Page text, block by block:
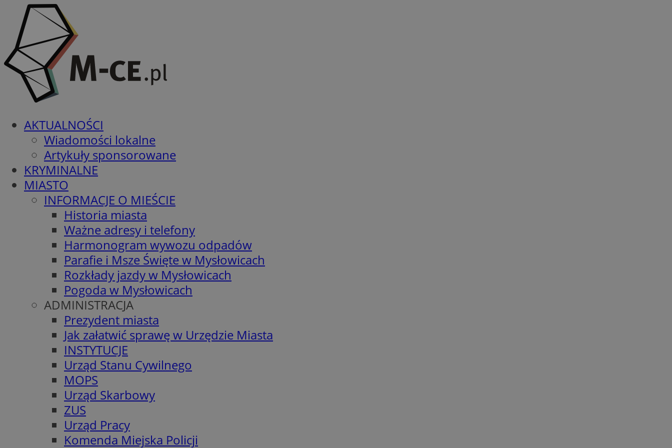
AKTUALNOŚCI
Wiadomości lokalne
Artykuły sponsorowane
KRYMINALNE
MIASTO
INFORMACJE O MIEŚCIE
Historia miasta
Ważne adresy i telefony
Harmonogram wywozu odpadów
Parafie i Msze Święte w Mysłowicach
Rozkłady jazdy w Mysłowicach
Pogoda w Mysłowicach
ADMINISTRACJA
Prezydent miasta
Jak załatwić sprawę w Urzędzie Miasta
INSTYTUCJE
Urząd Stanu Cywilnego
MOPS
Urząd Skarbowy
ZUS
Urząd Pracy
Komenda Miejska Policji